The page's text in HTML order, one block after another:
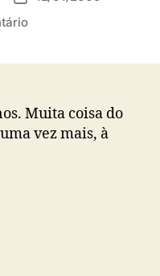
a
d
u
b
e
i
m
Muita coisa do
vez mais, à